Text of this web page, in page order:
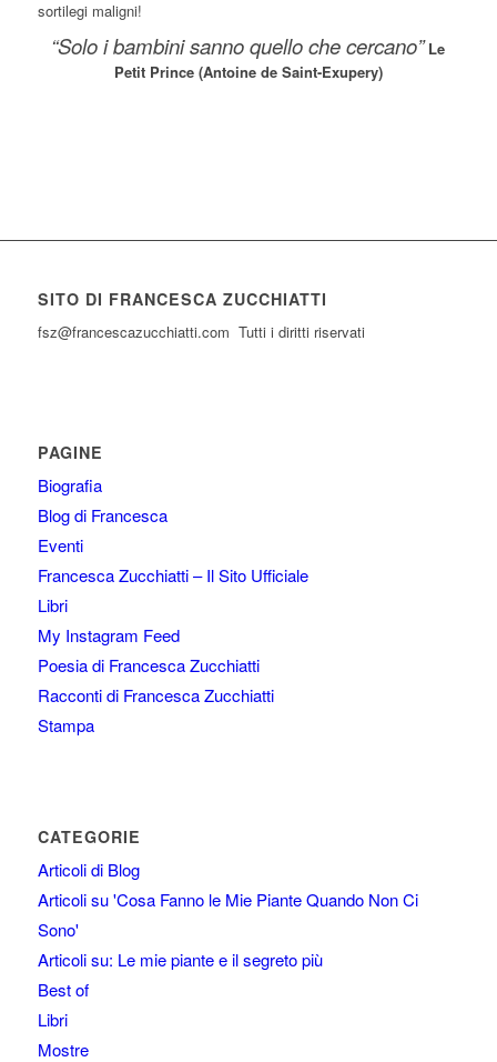
sortilegi maligni!
“Solo i bambini sanno quello che cercano” Le
Petit Prince (Antoine de Saint-Exupery)
SITO DI FRANCESCA ZUCCHIATTI
fsz@francescazucchiatti.com Tutti i diritti riservati
PAGINE
Biografia
Blog di Francesca
Eventi
Francesca Zucchiatti – Il Sito Ufficiale
Libri
My Instagram Feed
Poesia di Francesca Zucchiatti
Racconti di Francesca Zucchiatti
Stampa
CATEGORIE
Articoli di Blog
Articoli su 'Cosa Fanno le Mie Piante Quando Non Ci
Sono'
Articoli su: Le mie piante e il segreto più
Best of
Libri
Mostre